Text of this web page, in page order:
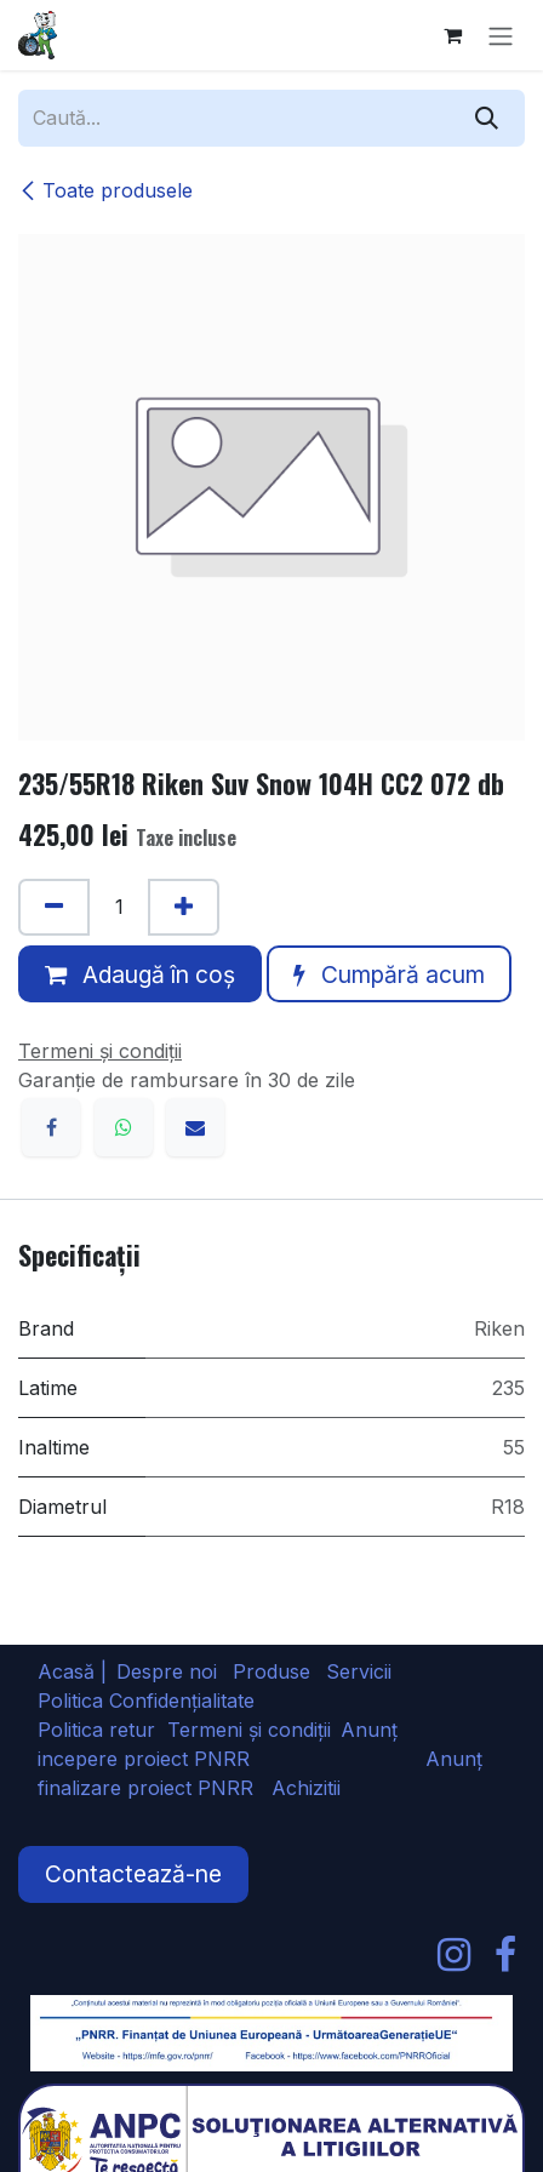
Sari la conținut
Toate produsele
235/55R18 Riken Suv Snow 104H CC2 072 db
425,00 lei Taxe incluse
Adaugă în coș Cumpără acum
Termeni și condiții
Garanție de rambursare în 30 de zile
Specificații
Brand Riken
Latime 235
Inaltime 55
Diametrul R18
Acasă | Despre noi Produse
Servicii
Politica Confidențialitate
Politica retur Termeni și condiții Anunț
incepere proiect PNRR
Anunț
finalizare proiect PNRR Achizitii
Contactează-ne